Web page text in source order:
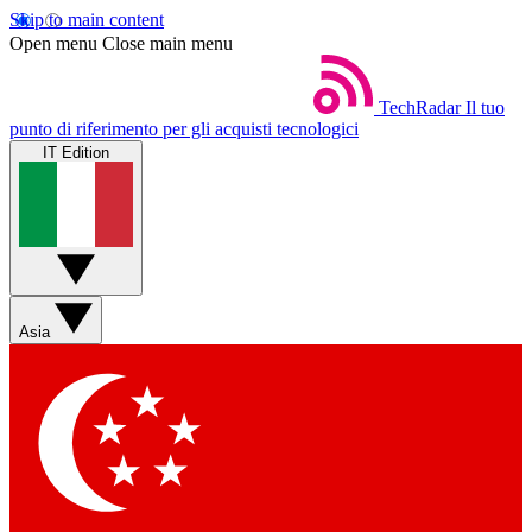
Skip to main content
Open menu Close main menu
TechRadar Il tuo
punto di riferimento per gli acquisti tecnologici
IT Edition
Asia